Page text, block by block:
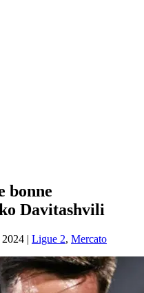
bonne
Davitashvili
| Ligue 2, Mercato